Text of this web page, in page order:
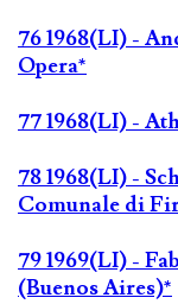
76 1968(LI) -
Opera*
77 1968(LI) -
78 1968(LI) -
Comunale di
79 1969(LI) -
(Buenos Aires)*